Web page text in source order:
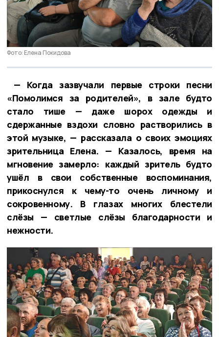
Фото: Елена Покидова
— Когда зазвучали первые строки песни
«Помолимся за родителей», в зале будто
стало тише — даже шорох одежды и
сдержанные вздохи словно растворились в
этой музыке, — рассказала о своих эмоциях
зрительница Елена. — Казалось, время на
мгновение замерло: каждый зритель будто
ушёл в свои собственные воспоминания,
прикоснулся к чему-то очень личному и
сокровенному. В глазах многих блестели
слёзы — светлые слёзы благодарности и
нежности.